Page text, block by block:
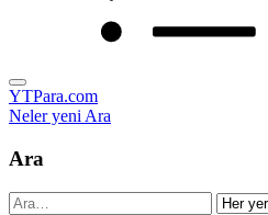
YTPara.com
Neler yeniAra
Ara